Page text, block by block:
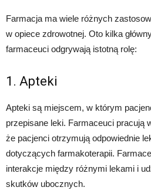
Farmacja ma wiele różnych
w opiece zdrowotnej. Oto kilka
farmaceuci odgrywają istotną rolę:
1. Apteki
Apteki są miejscem, w którym
przepisane leki. Farmaceuci pracują
że pacjenci otrzymują odpowiednie
dotyczących farmakoterapii.
interakcje między różnymi lekami i
skutków ubocznych.